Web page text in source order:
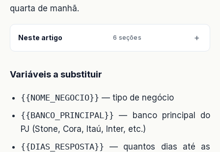
quarta de manhã.
Neste artigo 6 seções
Variáveis a substituir
{{NOME_NEGOCIO}} — tipo de negócio
{{BANCO_PRINCIPAL}} — banco principal do
PJ (Stone, Cora, Itaú, Inter, etc.)
{{DIAS_RESPOSTA}} — quantos dias até as